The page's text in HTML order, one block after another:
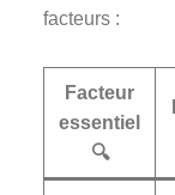
facteurs :
Facteur
essentiel
🔍